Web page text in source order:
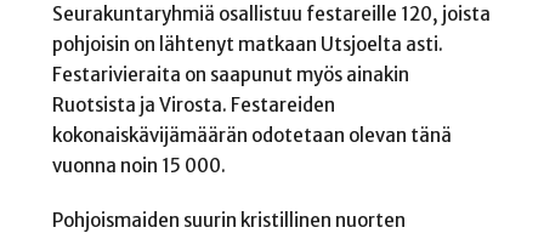
Seurakuntaryhmiä osallistuu festareille 120, joista
pohjoisin on lähtenyt matkaan Utsjoelta asti.
Festarivieraita on saapunut myös ainakin
Ruotsista ja Virosta. Festareiden
kokonaiskävijämäärän odotetaan olevan tänä
vuonna noin 15 000.
Pohjoismaiden suurin kristillinen nuorten